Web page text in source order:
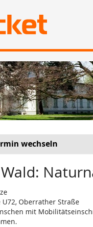
wechseln
Oberrather Straße
mit